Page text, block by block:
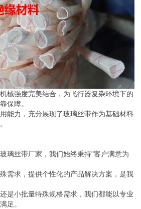
械强度完美结合，为飞行器复杂环境下的
保障。
能力，充分展现了玻璃丝带作为基础材料
璃丝带厂家，我们始终秉持"客户满意为
需求，提供个性化的产品解决方案，是我
是小批量特殊规格需求，我们都能以专业
足。